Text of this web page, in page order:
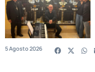
5 Agosto 2026